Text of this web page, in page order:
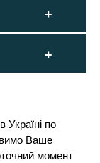
по
Ваше
момент